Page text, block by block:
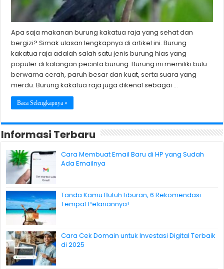
Apa saja makanan burung kakatua raja yang sehat dan
bergizi? Simak ulasan lengkapnya di artikel ini. Burung
kakatua raja adalah salah satu jenis burung hias yang
populer di kalangan pecinta burung. Burung ini memiliki bulu
berwarna cerah, paruh besar dan kuat, serta suara yang
merdu. Burung kakatua raja juga dikenal sebagai …
Baca Selengkapnya »
Informasi Terbaru
Cara Membuat Email Baru di HP yang Sudah
Ada Emailnya
Tanda Kamu Butuh Liburan, 6 Rekomendasi
Tempat Pelariannya!
Cara Cek Domain untuk Investasi Digital Terbaik
di 2025